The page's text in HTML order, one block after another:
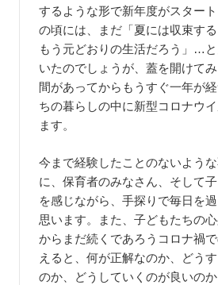
するような形で新年度がスター
の頃には、まだ「夏には収束す
もう元どおりの生活だろう」…
いたのでしょうが、蓋を開けて
間があってからもうすぐ一年が
ちの暮らしの中に新型コロナウ
ます。
今まで経験したことのないよう
に、保育者のみなさん、そして
を感じながら、手探りで毎日を
思います。また、子どもたちの
からまだ続くであろうコロナ禍
えると、何が正解なのか、どう
のか、どうしていくのが良いの